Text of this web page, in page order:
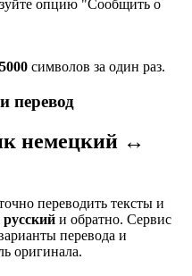
опцию "Сообщить о
5000 символов за один раз.
перевод
немецкий ↔
переводить тексты и
русский и обратно. Сервис
перевода и
оригинала.